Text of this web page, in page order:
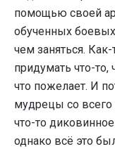
помощью своей
обученных
чем заняться.
придумать что-то,
что пожелает. И
мудрецы со
что-то
однако всё это